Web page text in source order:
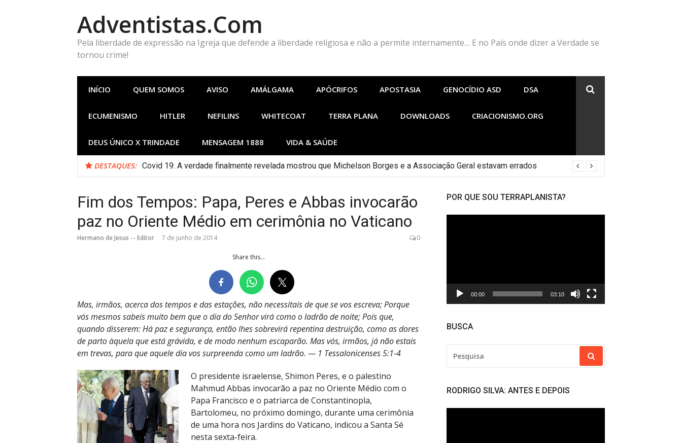
Adventistas.Com
Pela liberdade de expressão na Igreja que defende a liberdade religiosa e não a permite internamente… E no País onde dizer a Verdade se
tornou crime!
INÍCIO QUEM SOMOS AVISO AMÁLGAMA APÓCRIFOS APOSTASIA GENOCÍDIO ASD DSA
ECUMENISMO HITLER NEFILINS WHITECOAT TERRA PLANA DOWNLOADS CRIACIONISMO.ORG
DEUS ÚNICO X TRINDADE MENSAGEM 1888 VIDA & SAÚDE
DESTAQUES: Covid 19: A verdade finalmente revelada mostrou que Michelson Borges e a Associação Geral estavam errados
Fim dos Tempos: Papa, Peres e Abbas invocarão
paz no Oriente Médio em cerimônia no Vaticano
Hermano de Jesus -- Editor 7 de junho de 2014 0
Share this...
Mas, irmãos, acerca dos tempos e das estações, não necessitais de que se vos escreva; Porque
vós mesmos sabeis muito bem que o dia do Senhor virá como o ladrão de noite; Pois que,
quando disserem: Há paz e segurança, então lhes sobrevirá repentina destruição, como as dores
de parto àquela que está grávida, e de modo nenhum escaparão. Mas vós, irmãos, já não estais
em trevas, para que aquele dia vos surpreenda como um ladrão. — 1 Tessalonicenses 5:1-4
O presidente israelense, Shimon Peres, e o palestino
Mahmud Abbas invocarão a paz no Oriente Médio com o
Papa Francisco e o patriarca de Constantinopla,
Bartolomeu, no próximo domingo, durante uma cerimônia
de uma hora nos Jardins do Vaticano, indicou a Santa Sé
nesta sexta-feira.
POR QUE SOU TERRAPLANISTA?
00:00 03:10
BUSCA
POR:
RODRIGO SILVA: ANTES E DEPOIS